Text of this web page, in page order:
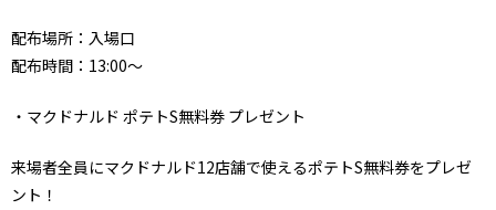
配布場所：入場口
配布時間：13:00～
・マクドナルド ポテトS無料券 プレゼント
来場者全員にマクドナルド12店舗で使えるポテトS無料券をプレゼ
ント！